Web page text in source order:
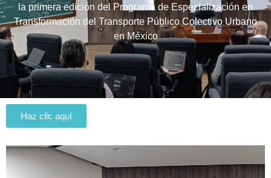
la primera edición del Programa de Especialización en
Transformación del Transporte Público Colectivo Urbano
en México
Haz clic aquí